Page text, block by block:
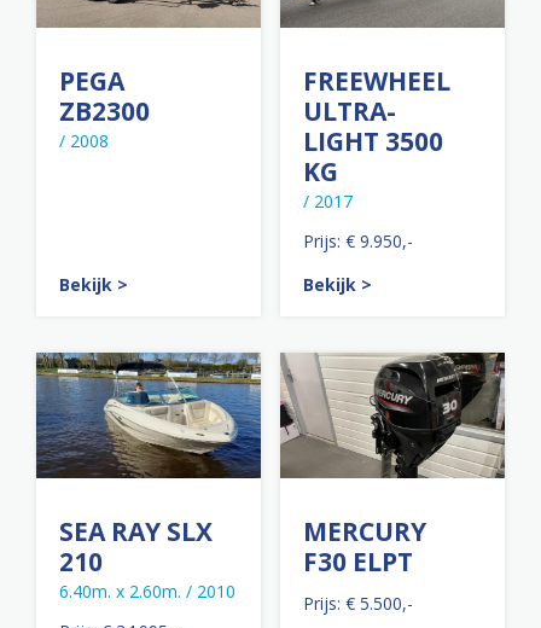
PEGA
ZB2300
/ 2008
Bekijk >
FREEWHEEL
ULTRA-
LIGHT 3500
KG
/ 2017
Prijs: € 9.950,-
Bekijk >
SEA RAY SLX
210
6.40m. x 2.60m. / 2010
MERCURY
F30 ELPT
Prijs: € 5.500,-